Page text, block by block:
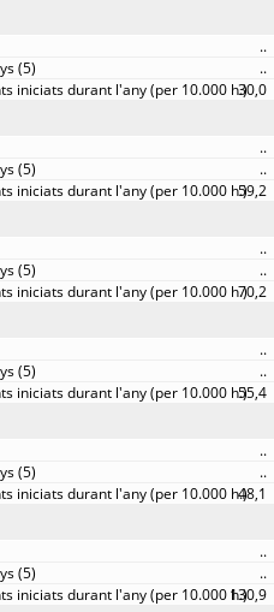
..
..
30,0
..
..
59,2
..
..
70,2
..
..
55,4
..
..
48,1
..
..
130,9